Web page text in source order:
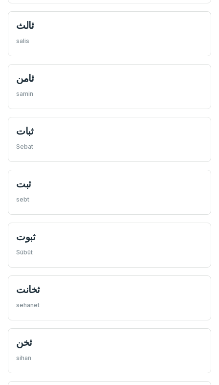
ثالث
salis
ثامن
samin
ثبات
Sebat
ثبت
sebt
ثبوت
Sübüt
ثخانت
sehanet
ثخن
sihan